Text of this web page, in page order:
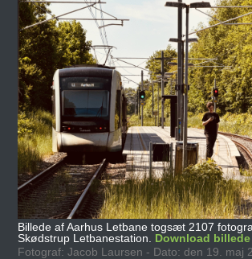
Billede af Aarhus Letbane togsæt 2107
Skødstrup Letbanestation. Download billede
Fotograf: Jacob Laursen - Dato: den 19. maj